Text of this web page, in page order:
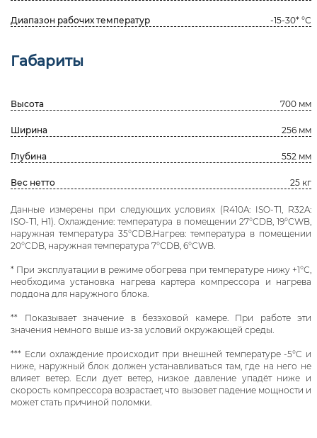
Диапазон рабочих температур -15-30* °С
Габариты
Высота 700 мм
Ширина 256 мм
Глубина 552 мм
Вес нетто 25 кг
Данные измерены при следующих условиях (R410A: ISO-T1, R32A:
ISO-T1, H1). Охлаждение: температура в помещении 27°СDB, 19°СWB,
наружная температура 35°СDB.Нагрев: температура в помещении
20°СDB, наружная температура 7°СDB, 6°СWB.
* При эксплуатации в режиме обогрева при температуре нижу +1°С,
необходима установка нагрева картера компрессора и нагрева
поддона для наружного блока.
** Показывает значение в безэховой камере. При работе эти
значения немного выше из-за условий окружающей среды.
*** Если охлаждение происходит при внешней температуре -5°С и
ниже, наружный блок должен устанавливаться там, где на него не
влияет ветер. Если дует ветер, низкое давление упадёт ниже и
скорость компрессора возрастает, что вызовет падение мощности и
может стать причиной поломки.